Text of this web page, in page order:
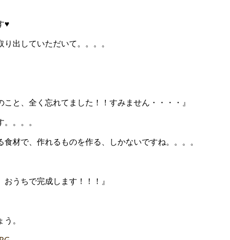
♥
出していただいて。。。。
こと、全く忘れてました！！すみません・・・・』
。。。
材で、作れるものを作る、しかないですね。。。。
うちで完成します！！！』
。